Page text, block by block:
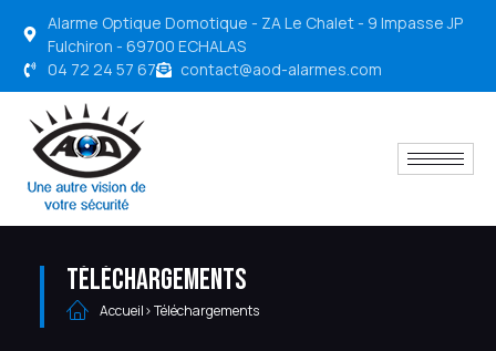
Alarme Optique Domotique - ZA Le Chalet - 9 Impasse JP
Fulchiron - 69700 ECHALAS
04 72 24 57 67
contact@aod-alarmes.com
Téléchargements
Accueil> Téléchargements